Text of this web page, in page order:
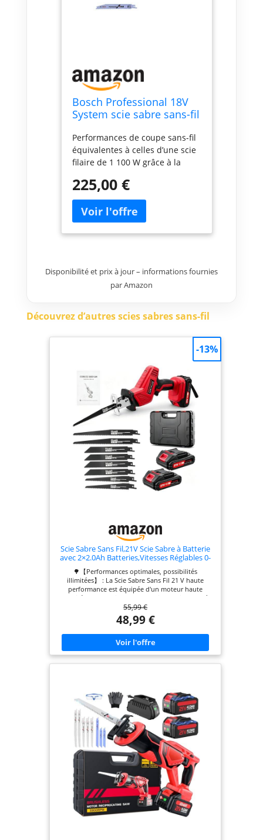
Bosch Professional 18V
System scie sabre sans-fil
(sans batterie ni
chargeur)
Performances de coupe sans-fil
équivalentes à celles d’une scie
filaire de 1 100 W grâce à la
Brushless Mécanisme SDS
permettant d’insérer et retirer la
lame d’une seule main, sans clé
Travail moins fatiguant quelle
que soit la position grâce au
batteries et chargeurs sont
entièrement compatibles avec le
et avec de nombreux autres
outils de l’Alliance multi-
marques AMPShare. Livré avec :
225,00 €
Disponibilité et prix à jour – informations fournies
par Amazon
Découvrez d’autres scies sabres sans-fil
Scie Sabre Sans Fil,21V Scie Sabre à Batterie
avec 2×2.0Ah Batteries,Vitesses Réglables 0-
4000SPM,Changement de Lame Sans Outil,
Electrique sans Fil Avec 8 Lames pour Coupe
de Bois, Branches, Métal
🌳【Performances optimales, possibilités
illimitées】 : La Scie Sabre Sans Fil 21 V haute
performance est équipée d'un moteur haute
qualité et d'une vitesse de rotation rapide de 0 à
4000 tr/min pour une efficacité de coupe inégalée.
Qu'il s'agisse de travailler du bois de haute qualité,
des tuyaux et des matériaux métalliques résistants,
Scie Electrique vous offre une expérience de coupe
précise et sans précédent et répond à vos
exigences de coupe parfaite. ⚡【Remplacement de
l'efficacité du travail. La Scie Sabre est dotée d'un
nouveau bouton de sécurité pour prévenir
efficacement les erreurs de manipulation, garantir
votre sécurité à chaque utilisation et améliorer
encore les performances de sécurité. 💡【Aucun
obstacle dans l'obscurité】 : La Scie Sabre est
équipée d'une lumière LED intégrée qui peut
éclairer votre travail même dans des
environnements sombres. Même la nuit ou dans
les coins sombres, elle éclaire chaque ligne avec
précision pour garantir sécurité et efficacité. 🔋
【Autonomie maximale, réponse instantanée】: La
scie sabre sans fil est équipée de deux batteries
longue durée de 2,0 Ah. Dites adieu aux soucis
d'électricité et ne vous souciez plus des travaux en
55,99 €
48,99 €
-13%